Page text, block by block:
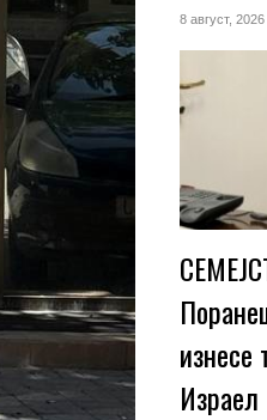
8 август, 2026
изнесе
Израел